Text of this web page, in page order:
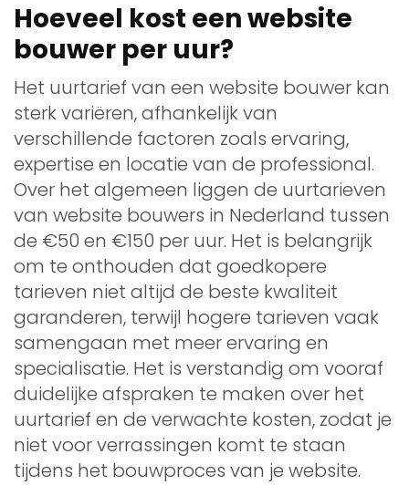
Hoeveel kost een website
bouwer per uur?
Het uurtarief van een website bouwer kan
sterk variëren, afhankelijk van
verschillende factoren zoals ervaring,
expertise en locatie van de professional.
Over het algemeen liggen de uurtarieven
van website bouwers in Nederland tussen
de €50 en €150 per uur. Het is belangrijk
om te onthouden dat goedkopere
tarieven niet altijd de beste kwaliteit
garanderen, terwijl hogere tarieven vaak
samengaan met meer ervaring en
specialisatie. Het is verstandig om vooraf
duidelijke afspraken te maken over het
uurtarief en de verwachte kosten, zodat je
niet voor verrassingen komt te staan
tijdens het bouwproces van je website.